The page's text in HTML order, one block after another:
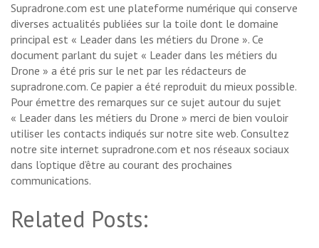
Supradrone.com est une plateforme numérique qui conserve
diverses actualités publiées sur la toile dont le domaine
principal est « Leader dans les métiers du Drone ». Ce
document parlant du sujet « Leader dans les métiers du
Drone » a été pris sur le net par les rédacteurs de
supradrone.com. Ce papier a été reproduit du mieux possible.
Pour émettre des remarques sur ce sujet autour du sujet
« Leader dans les métiers du Drone » merci de bien vouloir
utiliser les contacts indiqués sur notre site web. Consultez
notre site internet supradrone.com et nos réseaux sociaux
dans l’optique d’être au courant des prochaines
communications.
Related Posts: